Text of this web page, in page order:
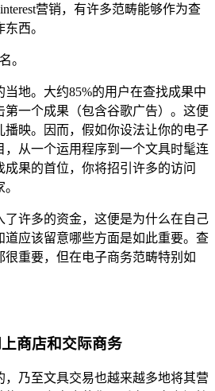
营销，有许多范畴能够作为查
西。
。
地。大约85%的用户在查找成果中
第一个成果（包含谷歌广告）。这便
播映。因而，假如你设法让你的电子
，从一个运用程序到一个文具时髦连
果的首位，你将招引许多的访问
了许多的资金，这便是为什么在自己
道应该留意哪些方面是如此重要。查
重要，但在电子商务范畴特别如
商店和交际商务
乃至文具交易也越来越多地将其营